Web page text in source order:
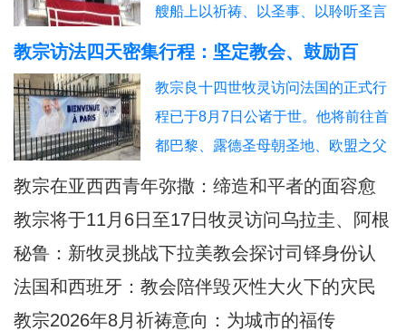
艘船上以祈祷、以圣事、以聆听圣言
接纳主耶稣，从而在祂内找到平安。
教宗访法四天密集行程：坚定教会、鼓励百
姓、拜会机构
​教宗良十四世牧灵访问法国的正式行
程已于8月7日公诸于世。他将前往首
都巴黎、露德圣母朝圣地、欧盟之父
舒曼的出生地梅斯。在与不同对象的
害者的会晤。此行的格言是「为叫世
界获得生命」。
教宗在亚西西青年弥撒：缔造和平者的面容愈
加肖似基督
教宗将于11月6日至17日牧灵访问乌拉圭、阿根
廷和秘鲁
秘鲁：新牧灵挑战下拉美教会探讨司铎身份认
同
法国和西班牙：教会陪伴毁灭性大火下的灾民
教宗2026年8月祈祷意向：为城市的福传